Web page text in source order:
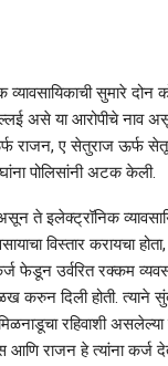
सुमारे
असे या आरोपीचे नाव
राजन, ए सेतुराज ऊर्फ
पोलिसांनी अटक केली.
असून ते इलेक्ट्रॉनिक
विस्तार करायचा
उर्वरित रक्कम
करुन दिली होती. त्याने
रहिवाशी
आणि राजन हे त्यांना